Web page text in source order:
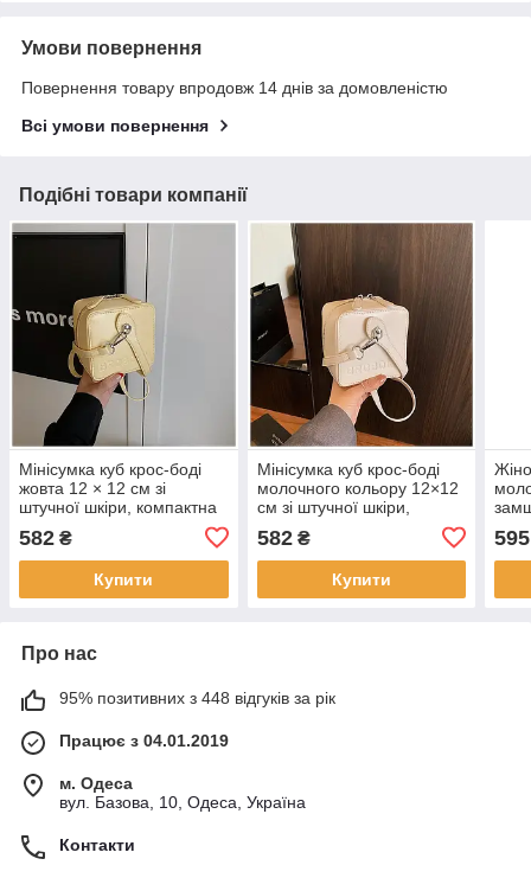
Умови повернення
Повернення товару впродовж 14 днів за домовленістю
Всі умови повернення
Подібні товари компанії
Мінісумка куб крос-боді
жовта 12 × 12 см зі
штучної шкіри, компактна
стильна сумочка на плече
KAY
582 ₴
Купити
Мінісумка куб крос-боді
молочного кольору 12×12
см зі штучної шкіри,
сумочка на плече KAY
582₴
Купити
595
Про нас
95% позитивних з 448 відгуків за рік
Працює з 04.01.2019
м. Одеса
вул. Базова, 10, Одеса, Україна
Контакти